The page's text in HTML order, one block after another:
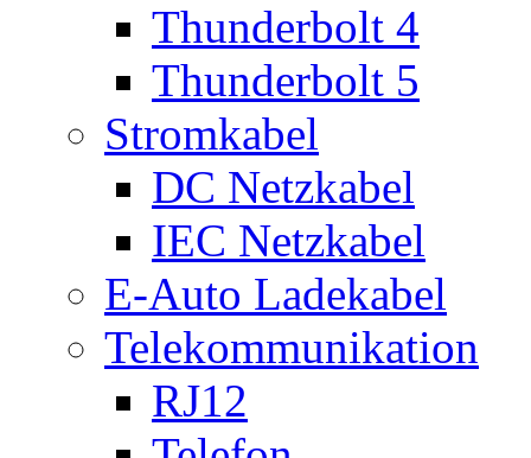
Thunderbolt 4
Thunderbolt 5
Stromkabel
DC Netzkabel
IEC Netzkabel
E-Auto Ladekabel
Telekommunikation
RJ12